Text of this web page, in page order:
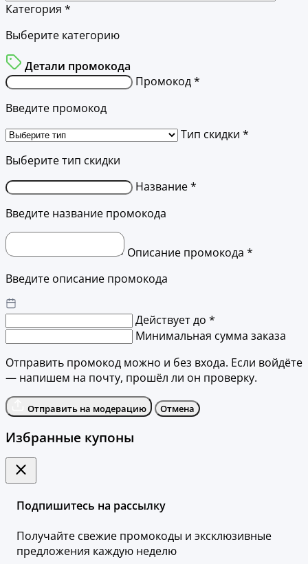
Категория *
Выберите категорию
Детали промокода
Промокод *
Введите промокод
Тип скидки *
Выберите тип скидки
Название *
Введите название промокода
Описание промокода *
Введите описание промокода
Действует до *
Минимальная сумма заказа
Отправить промокод можно и без входа. Если войдёте
— напишем на почту, прошёл ли он проверку.
Отправить на модерацию Отмена
Избранные купоны
Подпишитесь на рассылку
Получайте свежие промокоды и эксклюзивные
предложения каждую неделю